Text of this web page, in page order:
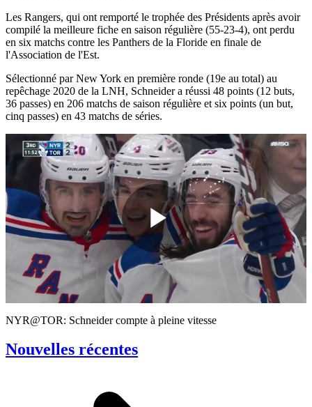
Les Rangers, qui ont remporté le trophée des Présidents après avoir
compilé la meilleure fiche en saison régulière (55-23-4), ont perdu
en six matchs contre les Panthers de la Floride en finale de
l'Association de l'Est.
Sélectionné par New York en première ronde (19e au total) au
repêchage 2020 de la LNH, Schneider a réussi 48 points (12 buts,
36 passes) en 206 matchs de saison régulière et six points (un but,
cinq passes) en 43 matchs de séries.
Play
Video
NYR@TOR: Schneider compte à pleine vitesse
Nouvelles récentes